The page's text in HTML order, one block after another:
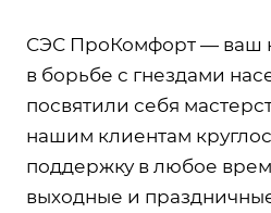
СЭС ПроКомфорт — ваш
в борьбе с гнездами
посвятили себя
нашим клиентам
поддержку в любое
выходные и